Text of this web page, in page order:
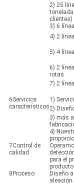
2) 25
clientes)
3) 6
4) 2
5) 4
6) 2
rotas
7) 2
6Servicios
característicos
1)
2)
3) más
4)
7Control de
calidad
para el
producto.
8Proceso
Diseño